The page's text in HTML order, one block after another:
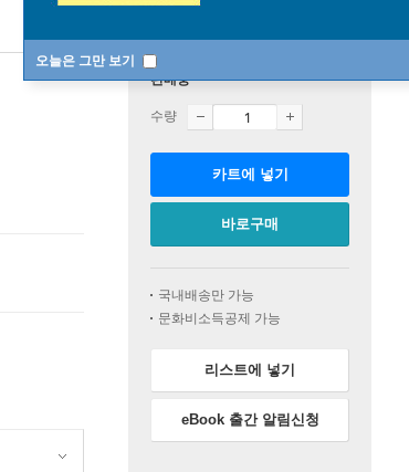
오늘은 그만 보기
판매중
수량
카트에 넣기
바로구매
국내배송만 가능
문화비소득공제 가능
리스트에 넣기
eBook 출간 알림신청